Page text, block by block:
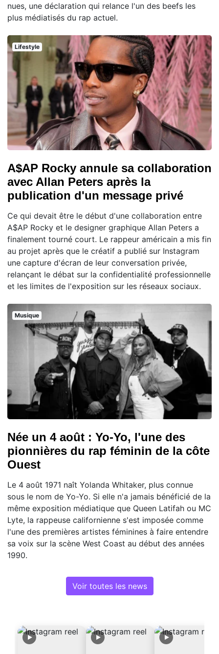
nues, une déclaration qui relance l'un des beefs les
plus médiatisés du rap actuel.
Lifestyle
A$AP Rocky annule sa collaboration
avec Allan Peters après la
publication d'un message privé
Ce qui devait être le début d'une collaboration entre
A$AP Rocky et le designer graphique Allan Peters a
finalement tourné court. Le rappeur américain a mis fin
au projet après que le créatif a publié sur Instagram
une capture d'écran de leur conversation privée,
relançant le débat sur la confidentialité professionnelle
et les limites de l'exposition sur les réseaux sociaux.
Musique
Née un 4 août : Yo-Yo, l'une des
pionnières du rap féminin de la côte
Ouest
Le 4 août 1971 naît Yolanda Whitaker, plus connue
sous le nom de Yo-Yo. Si elle n'a jamais bénéficié de la
même exposition médiatique que Queen Latifah ou MC
Lyte, la rappeuse californienne s'est imposée comme
l'une des premières artistes féminines à faire entendre
sa voix sur la scène West Coast au début des années
1990.
Voir toutes les news